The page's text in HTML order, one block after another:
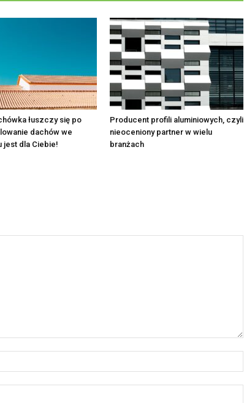
łuszczy się po
dachów we
jest dla Ciebie!
Producent profili aluminiowych, czyli
nieoceniony partner w wielu
branżach